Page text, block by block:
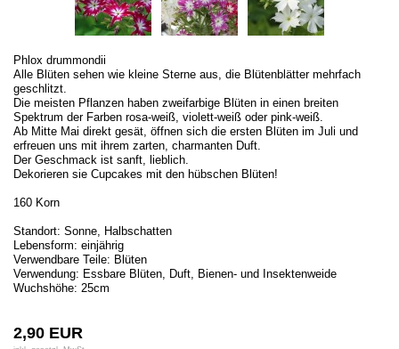
Phlox drummondii
Alle Blüten sehen wie kleine Sterne aus, die Blütenblätter mehrfach
geschlitzt.
Die meisten Pflanzen haben zweifarbige Blüten in einen breiten
Spektrum der Farben rosa-weiß, violett-weiß oder pink-weiß.
Ab Mitte Mai direkt gesät, öffnen sich die ersten Blüten im Juli und
erfreuen uns mit ihrem zarten, charmanten Duft.
Der Geschmack ist sanft, lieblich.
Dekorieren sie Cupcakes mit den hübschen Blüten!
160 Korn
Standort: Sonne, Halbschatten
Lebensform: einjährig
Verwendbare Teile: Blüten
Verwendung: Essbare Blüten, Duft, Bienen- und Insektenweide
Wuchshöhe: 25cm
2,90 EUR